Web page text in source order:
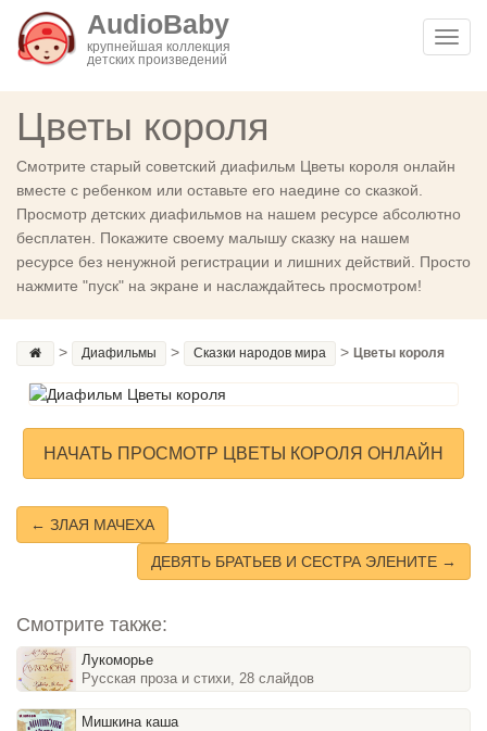
AudioBaby
крупнейшая коллекция
детских произведений
Цветы короля
Смотрите старый советский диафильм Цветы короля онлайн
вместе с ребенком или оставьте его наедине со сказкой.
Просмотр детских диафильмов на нашем ресурсе абсолютно
бесплатен. Покажите своему малышу сказку на нашем
ресурсе без ненужной регистрации и лишних действий. Просто
нажмите "пуск" на экране и наслаждайтесь просмотром!
> Диафильмы > Сказки народов мира > Цветы короля
НАЧАТЬ ПРОСМОТР ЦВЕТЫ КОРОЛЯ ОНЛАЙН
← ЗЛАЯ МАЧЕХА
ДЕВЯТЬ БРАТЬЕВ И СЕСТРА ЭЛЕНИТЕ →
Смотрите также:
Лукоморье
Русская проза и стихи, 28 слайдов
Мишкина каша